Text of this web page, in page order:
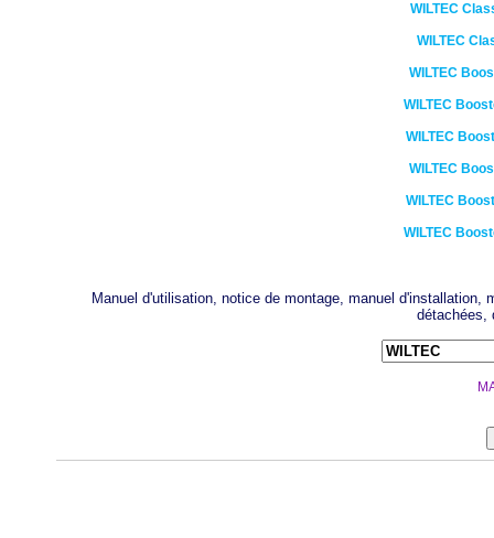
WILTEC
WILTEC
WILTEC
WILTEC
WILTEC
WILTEC
WILTEC
WILTEC
Manuel d'utilisation, notice de montage, manuel
détachées,